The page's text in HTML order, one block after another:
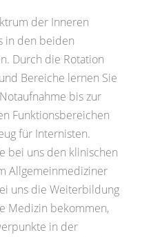
der Inneren
in den beiden
Durch die Rotation
Bereiche lernen Sie
bis zur
Funktionsbereichen
für Internisten.
bei uns den klinischen
Allgemeinmediziner
uns die Weiterbildung
Medizin bekommen,
in der